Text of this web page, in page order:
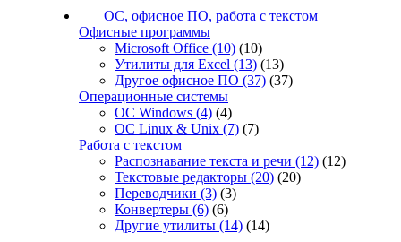
ОС, офисное ПО, работа с текстом
Офисные программы
Microsoft Office (10) (10)
Утилиты для Excel (13) (13)
Другое офисное ПО (37) (37)
Операционные системы
ОС Windows (4) (4)
ОС Linux & Unix (7) (7)
Работа с текстом
Распознавание текста и речи (12) (12)
Текстовые редакторы (20) (20)
Переводчики (3) (3)
Конвертеры (6) (6)
Другие утилиты (14) (14)